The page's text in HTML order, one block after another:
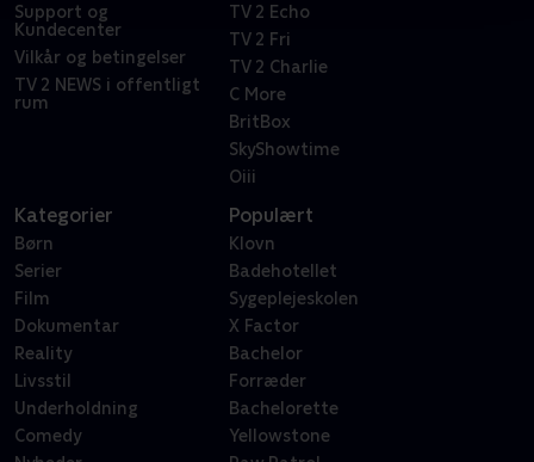
Support og
Kundecenter
Vilkår og betingelser
TV 2 NEWS i offentligt
rum
TV 2 Echo
TV 2 Fri
TV 2 Charlie
C More
BritBox
SkyShowtime
Oiii
Kategorier
Børn
Serier
Film
Dokumentar
Reality
Livsstil
Underholdning
Comedy
Populært
Klovn
Badehotellet
Sygeplejeskolen
X Factor
Bachelor
Forræder
Bachelorette
Yellowstone